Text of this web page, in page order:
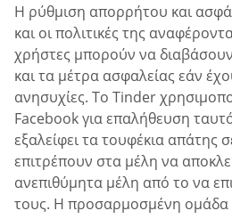
Η ρύθμιση απορρήτου και
και οι πολιτικές της
χρήστες μπορούν να διαβάσουν
και τα μέτρα ασφαλείας εάν
ανησυχίες. Το Tinder
Facebook για επαλήθευση
εξαλείφει τα τουφέκια απάτης
επιτρέπουν στα μέλη να
ανεπιθύμητα μέλη από το να
τους. Η προσαρμοσμένη ομάδα